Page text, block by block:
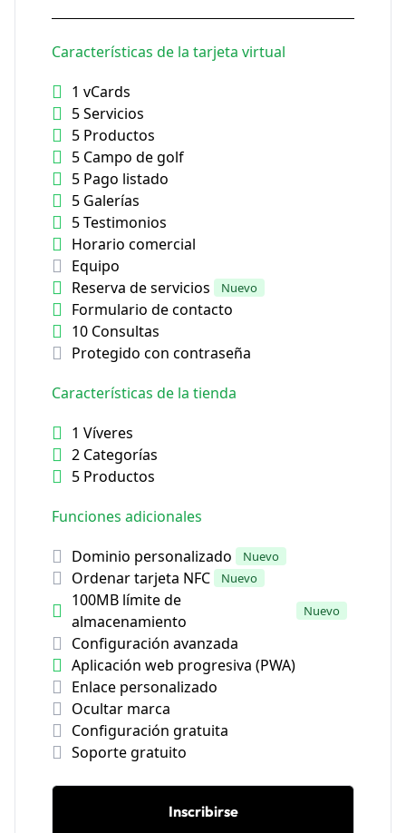
Características de la tarjeta virtual
1 vCards
5 Servicios
5 Productos
5 Campo de golf
5 Pago listado
5 Galerías
5 Testimonios
Horario comercial
Equipo
Reserva de servicios
Nuevo
Formulario de contacto
10 Consultas
Protegido con contraseña
Características de la tienda
1 Víveres
2 Categorías
5 Productos
Funciones adicionales
Dominio personalizado
Nuevo
Ordenar tarjeta NFC Nuevo
100MB límite de
almacenamiento
Nuevo
Configuración avanzada
Aplicación web progresiva (PWA)
Enlace personalizado
Ocultar marca
Configuración gratuita
Soporte gratuito
Inscribirse